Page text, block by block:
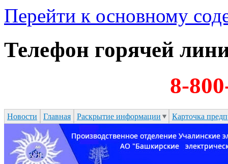
Перейти к основному
Телефон горячей
8-
Новости Главная Раскрытие информации Карточка